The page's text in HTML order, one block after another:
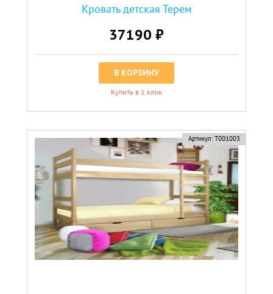
Кровать детская Терем
37190 ₽
В КОРЗИНУ
Купить в 1 клик
Артикул: Т001003